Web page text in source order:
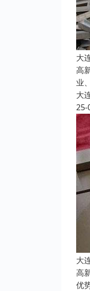
大
高
业
大
25-
大
高
优